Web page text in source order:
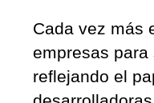
Cada vez más
empresas para
reflejando el